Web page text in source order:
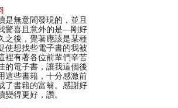
是無意間發現的，並且
驚喜且意外的是—剛好
之後，覺著應該是某種
使想找些電子書的我被
裡有著各位前輩們辛苦
的電子書，讓我這個後
這些書籍，十分感激前
了書籍的富翁。感謝好
變得更好，讚。